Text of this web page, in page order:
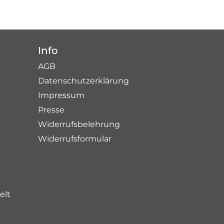
Info
AGB
Datenschutzerklärung
Impressum
Presse
Widerrufsbelehrung
Widerrufsformular